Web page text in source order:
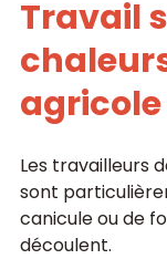
Travail
Les travailleurs
sont
canicule ou de
découlent.